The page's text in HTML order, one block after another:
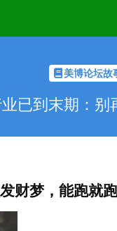
美博论坛故
已到末期：别
财梦，能跑就跑